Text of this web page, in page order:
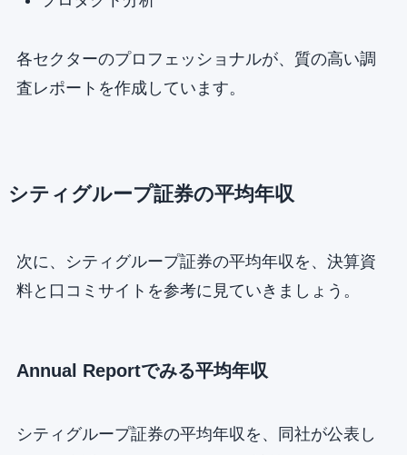
各セクターのプロフェッショナルが、質の高い調
査レポートを作成しています。
シティグループ証券の平均年収
次に、シティグループ証券の平均年収を、決算資
料と口コミサイトを参考に見ていきましょう。
Annual Reportでみる平均年収
シティグループ証券の平均年収を、同社が公表し